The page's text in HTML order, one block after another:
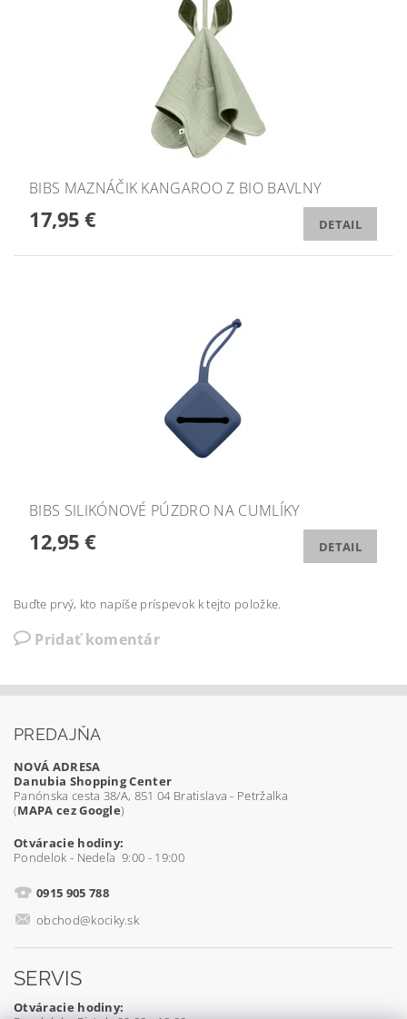
BIBS MAZNÁČIK KANGAROO Z BIO BAVLNY
17,95 € DETAIL
BIBS SILIKÓNOVÉ PÚZDRO NA CUMLÍKY
12,95 € DETAIL
Buďte prvý, kto napíše príspevok k tejto položke.
Pridať komentár
PREDAJŇA
NOVÁ ADRESA
Danubia Shopping Center
Panónska cesta 38/A, 851 04 Bratislava - Petržalka
(MAPA cez Google)
Otváracie hodiny:
Pondelok - Nedeľa 9:00 - 19:00
0915 905 788
obchod@kociky.sk
SERVIS
Otváracie hodiny: